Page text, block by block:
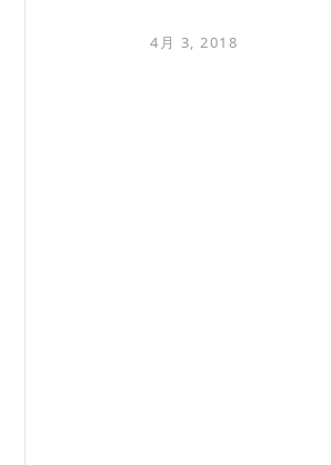
4月 3, 2018